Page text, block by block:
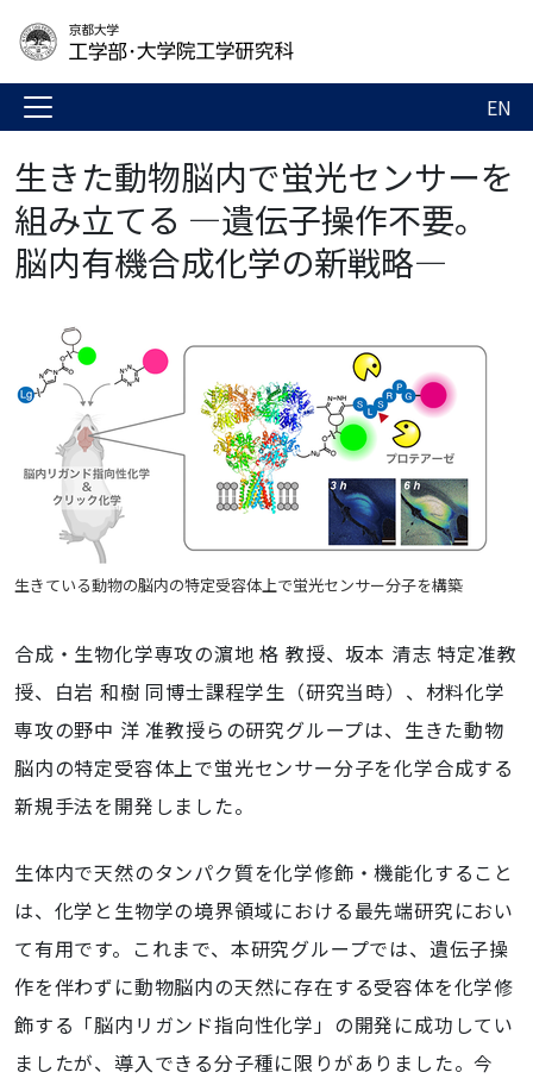
EN
生きた動物脳内で蛍光センサーを
組み立てる ―遺伝子操作不要。
脳内有機合成化学の新戦略―
生きている動物の脳内の特定受容体上で蛍光センサー分子を構築
合成・生物化学専攻の濵地 格 教授、坂本 清志 特定准教
授、白岩 和樹 同博士課程学生（研究当時）、材料化学
専攻の野中 洋 准教授らの研究グループは、生きた動物
脳内の特定受容体上で蛍光センサー分子を化学合成する
新規手法を開発しました。
生体内で天然のタンパク質を化学修飾・機能化すること
は、化学と生物学の境界領域における最先端研究におい
て有用です。これまで、本研究グループでは、遺伝子操
作を伴わずに動物脳内の天然に存在する受容体を化学修
飾する「脳内リガンド指向性化学」の開発に成功してい
ましたが、導入できる分子種に限りがありました。今